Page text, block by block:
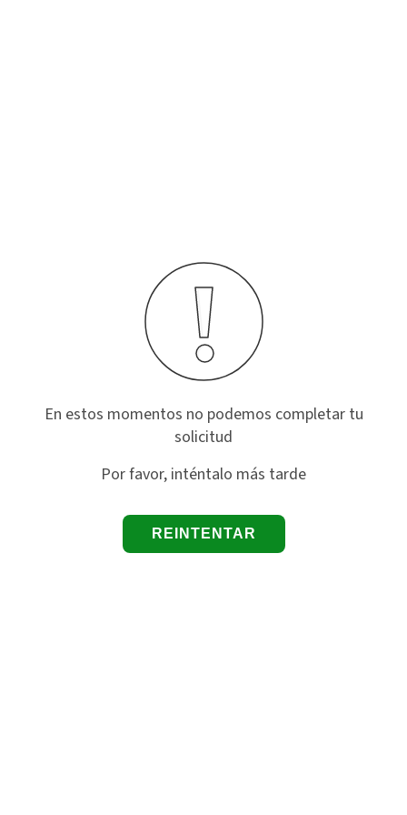
En estos momentos no podemos completar tu
solicitud
Por favor, inténtalo más tarde
REINTENTAR